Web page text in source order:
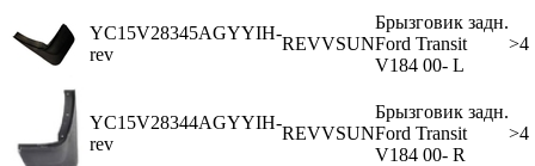
YC15V28345AGYYIH-
rev
REVVSUN
Брызговик задн.
Ford Transit
V184 00- L
>4
YC15V28344AGYYIH-
rev
REVVSUN
Брызговик задн.
Ford Transit
V184 00- R
>4